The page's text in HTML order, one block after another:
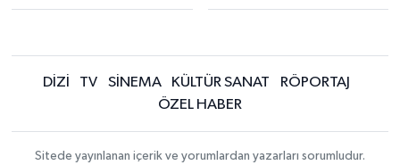
DİZİ TV SİNEMA KÜLTÜR SANAT
RÖPORTAJ
ÖZEL HABER
Sitede yayınlanan içerik ve yorumlardan yazarları sorumludur.